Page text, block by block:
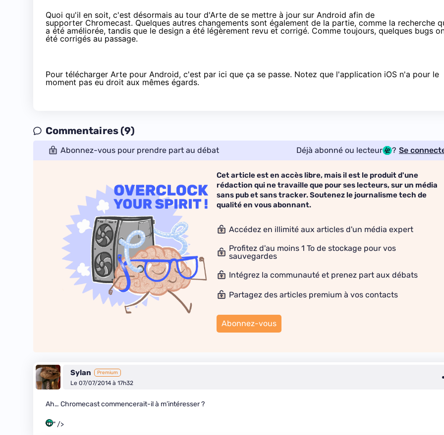
Quoi qu'il en soit, c'est désormais au tour d'Arte de se mettre à jour sur Android afin de
supporter Chromecast. Quelques autres changements sont également de la partie, comme la recherche
a été améliorée, tandis que le design a été légèrement revu et corrigé. Comme toujours, quelques bugs
été corrigés au passage.
Pour télécharger Arte pour Android, c'est par ici que ça se passe. Notez que l'application iOS n'a pour le
moment pas eu droit aux mêmes égards.
Commentaires (9)
Abonnez-vous pour prendre part au débat Déjà abonné ou lecteur ? Se
Cet article est en accès libre, mais il est le produit d'une
rédaction qui ne travaille que pour ses lecteurs, sur un média
sans pub et sans tracker. Soutenez le journalisme tech de
qualité en vous abonnant.
Accédez en illimité aux articles d'un média expert
Profitez d'au moins 1 To de stockage pour vos
sauvegardes
Intégrez la communauté et prenez part aux débats
Partagez des articles premium à vos contacts
Abonnez-vous
Sylan Premium
Le 07/07/2014 à 17h32
Ah… Chromecast commencerait-il à m’intéresser ?
" />